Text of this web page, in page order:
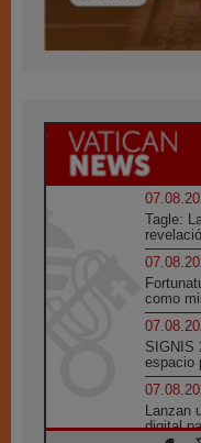
Tagle:
como
SIGNIS
espacio
digital